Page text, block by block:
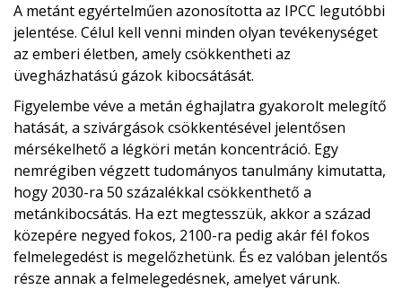
A metánt egyértelműen azonosította az IPCC legutóbbi
jelentése. Célul kell venni minden olyan tevékenységet
az emberi életben, amely csökkentheti az
üvegházhatású gázok kibocsátását.
Figyelembe véve a metán éghajlatra gyakorolt ​​melegítő
hatását, a szivárgások csökkentésével jelentősen
mérsékelhető a légköri metán koncentráció. Egy
nemrégiben végzett tudományos tanulmány kimutatta,
hogy 2030-ra 50 százalékkal csökkenthető a
metánkibocsátás. Ha ezt megtesszük, akkor a század
közepére negyed fokos, 2100-ra pedig akár fél fokos
felmelegedést is megelőzhetünk. És ez valóban jelentős
része annak a felmelegedésnek, amelyet várunk.